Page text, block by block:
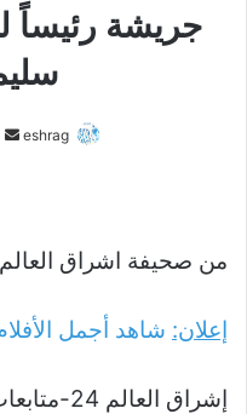
جريشة رئيساً
eshrag
من صحيفة اشراق العالم 24:[ad_1]
إعلان: شاهد أجمل
إشراق العالم 24-متابعات: